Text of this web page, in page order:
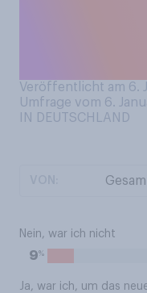
Veröffentlicht am 6.
Umfrage vom 6.
IN DEUTSCHLAND
Nein, war ich nicht
9%
Ja, war ich, um das